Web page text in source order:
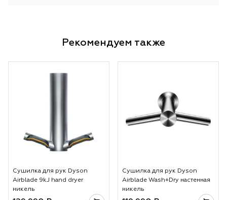
Рекомендуем также
Сушилка для рук Dyson
Airblade 9kJ hand dryer
никель
Сушилка для рук Dyson
Airblade Wash+Dry настенная
никель